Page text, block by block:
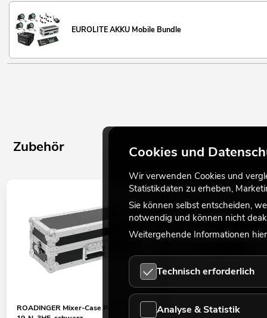
EUROLITE AKKU Mobile Bundle
Zubehör
ROADINGER Mixer-Case Profi MCA-
EUROLITE DMX Kabel
Cookies und
Wir verwenden Cookies und
Statistikdaten zu erheben,
Sie können selbst entscheiden,
notwendig und können nicht
Weitergehende Informationen
Technisch erforderlich
Analyse & Statistik